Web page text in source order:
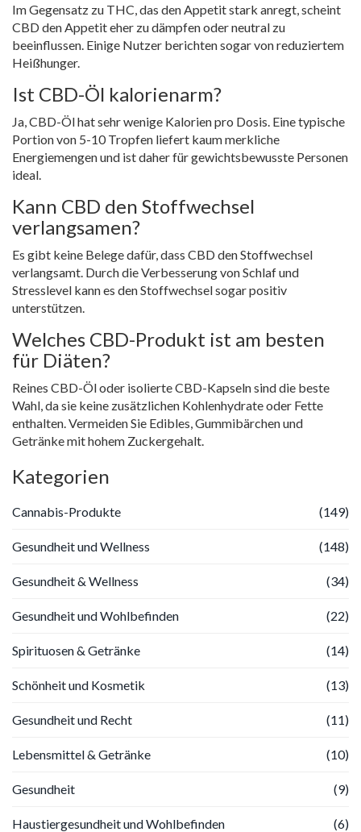
Im Gegensatz zu THC, das den Appetit stark anregt, scheint
CBD den Appetit eher zu dämpfen oder neutral zu
beeinflussen. Einige Nutzer berichten sogar von reduziertem
Heißhunger.
Ist CBD-Öl kalorienarm?
Ja, CBD-Öl hat sehr wenige Kalorien pro Dosis. Eine typische
Portion von 5-10 Tropfen liefert kaum merkliche
Energiemengen und ist daher für gewichtsbewusste Personen
ideal.
Kann CBD den Stoffwechsel
verlangsamen?
Es gibt keine Belege dafür, dass CBD den Stoffwechsel
verlangsamt. Durch die Verbesserung von Schlaf und
Stresslevel kann es den Stoffwechsel sogar positiv
unterstützen.
Welches CBD-Produkt ist am besten
für Diäten?
Reines CBD-Öl oder isolierte CBD-Kapseln sind die beste
Wahl, da sie keine zusätzlichen Kohlenhydrate oder Fette
enthalten. Vermeiden Sie Edibles, Gummibärchen und
Getränke mit hohem Zuckergehalt.
Kategorien
Cannabis-Produkte (149)
Gesundheit und Wellness (148)
Gesundheit & Wellness (34)
Gesundheit und Wohlbefinden (22)
Spirituosen & Getränke (14)
Schönheit und Kosmetik (13)
Gesundheit und Recht (11)
Lebensmittel & Getränke (10)
Gesundheit (9)
Haustiergesundheit und Wohlbefinden (6)